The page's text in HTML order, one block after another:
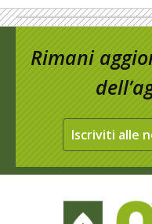
Rimani
Iscriviti alle